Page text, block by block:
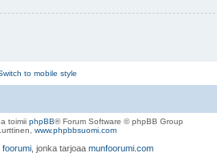
to mobile style
toimii phpBB® Forum Software © phpBB Group
www.phpbbsuomi.com
foorumi , jonka tarjoaa munfoorumi.com